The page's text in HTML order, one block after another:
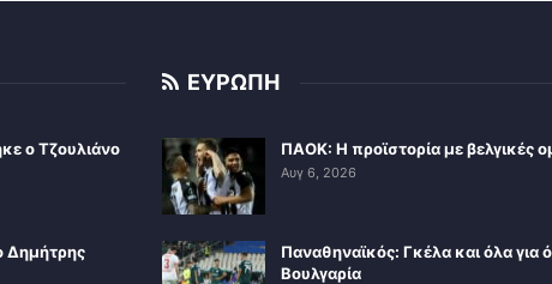
ο Τζουλιάνο
Δημήτρης
ΕΥΡΩΠΗ
ΠΑΟΚ: Η προϊστορία με βελγικές
Αυγ 6, 2026
Παναθηναϊκός: Γκέλα και όλα για
Βουλγαρία